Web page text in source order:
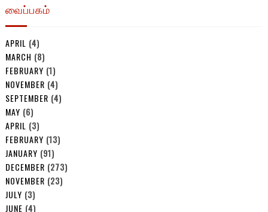
வைப்பகம்
APRIL (4)
MARCH (8)
FEBRUARY (1)
NOVEMBER (4)
SEPTEMBER (4)
MAY (6)
APRIL (3)
FEBRUARY (13)
JANUARY (91)
DECEMBER (273)
NOVEMBER (23)
JULY (3)
JUNE (4)